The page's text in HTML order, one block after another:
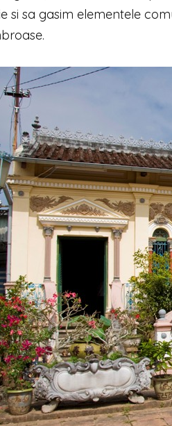
si sa gasim elementele